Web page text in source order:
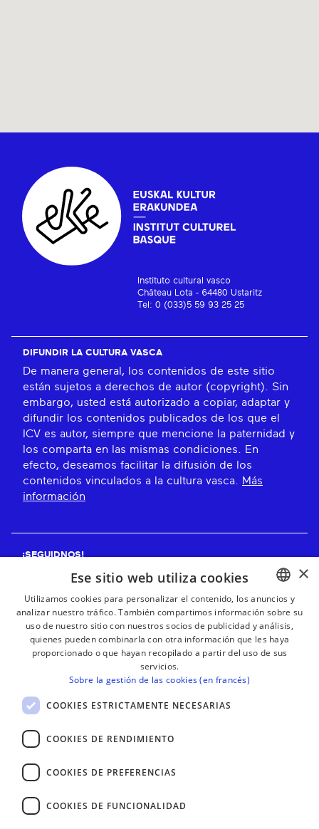
Instituto cultural vasco
Château Lota - 64480 Ustaritz
Tel: 0 (033)5 59 93 25 25
DIFUNDIR LA CULTURA VASCA
De manera general, los contenidos de este sitio
están sujetos a derechos de autor (copyright). Sin
embargo, usted está autorizado a copiar, adaptar y
difundir los contenidos publicados de los que el
ICV es autor, siempre que mencione la paternidad y
los comparta en las mismas condiciones. En
efecto, deseamos facilitar la difusión de los
contenidos vinculados a la cultura vasca.
Más
información
¡SEGUIDNOS!
¡RECIBE NUESTROS BOLETINES!
Suscribirse
BASQUE
FRENCH
×
Ese sitio web utiliza cookies
Utilizamos cookies para personalizar el contenido, los anuncios y
analizar nuestro tráfico. También compartimos información sobre su
uso de nuestro sitio con nuestros socios de publicidad y análisis,
quienes pueden combinarla con otra información que les haya
proporcionado o que hayan recopilado a partir del uso de sus
servicios.
Sobre la gestión de las cookies (en francés)
COOKIES ESTRICTAMENTE NECESARIAS
COOKIES DE RENDIMIENTO
COOKIES DE PREFERENCIAS
COOKIES DE FUNCIONALIDAD